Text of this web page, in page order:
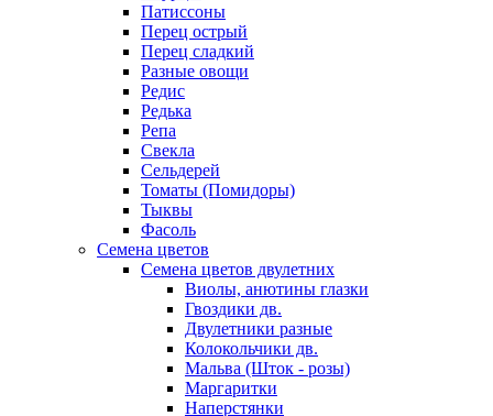
Патиссоны
Перец острый
Перец сладкий
Разные овощи
Редис
Редька
Репа
Свекла
Сельдерей
Томаты (Помидоры)
Тыквы
Фасоль
Семена цветов
Семена цветов двулетних
Виолы, анютины глазки
Гвоздики дв.
Двулетники разные
Колокольчики дв.
Мальва (Шток - розы)
Маргаритки
Наперстянки